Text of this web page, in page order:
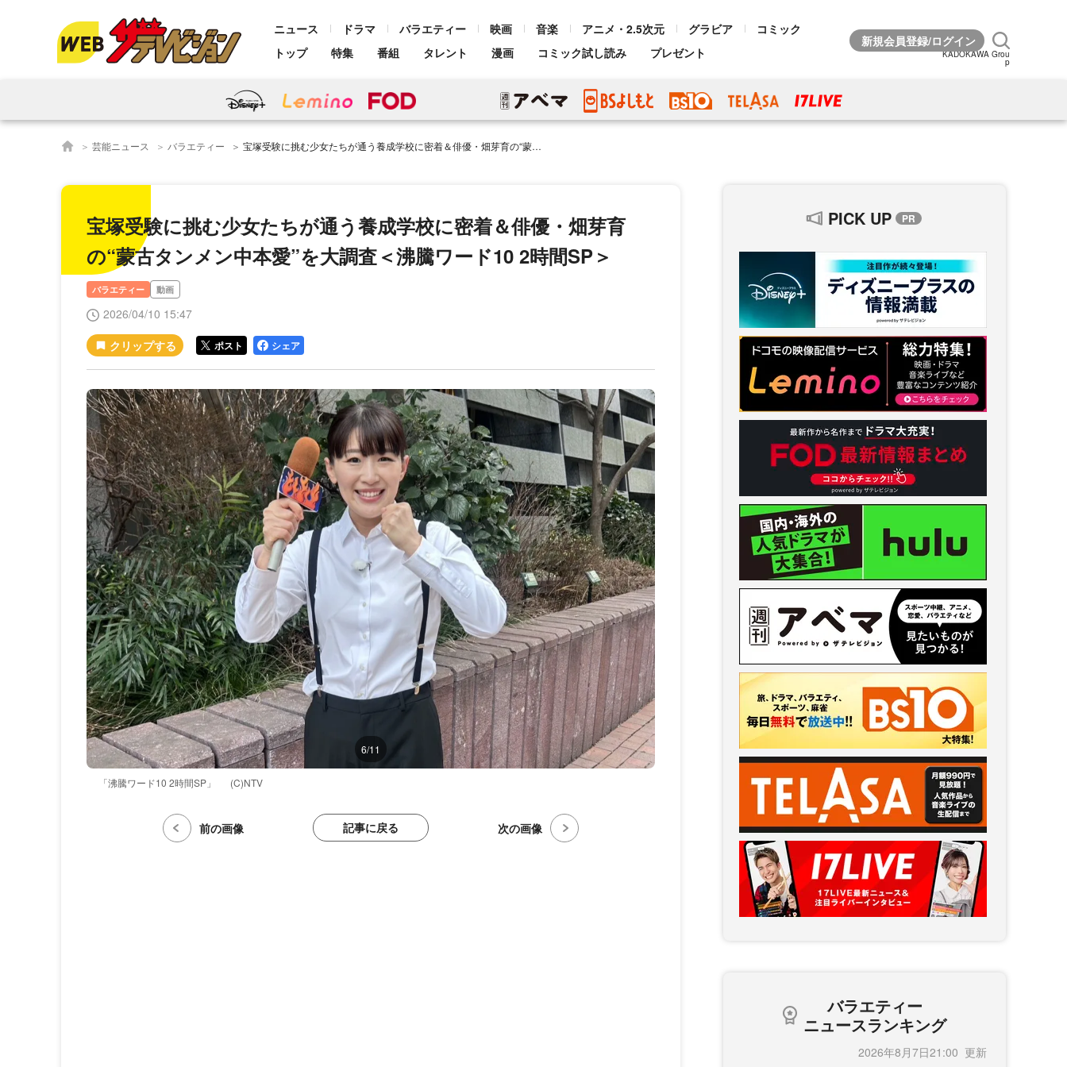
ニュース ドラマ バラエティー 映画 音楽 アニメ・2.5次元 グラビア
コミック
トップ
特集 番組 タレント 漫画 コミック試し読み プレゼント KADOKAWA Grou
p
芸能ニュース バラエティー 宝塚受験に挑む少女たちが通う養成学校に密着＆俳優・畑芽育の“蒙古タンメン中本愛”を大調査＜沸騰ワード10 2時間SP＞
宝塚受験に挑む少女たちが通う養成学校に密着＆俳優・畑芽育
の“蒙古タンメン中本愛”を大調査＜沸騰ワード10 2時間SP＞
バラエティー 動画
2026/04/10 15:47
ポスト シェア
6/11
「沸騰ワード10 2時間SP」 (C)NTV
前の画像 記事に戻る 次の画像
PICK UP
バラエティー
ニュースランキング
2026年8月7日21:00